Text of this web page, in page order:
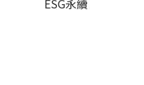
ESG永續